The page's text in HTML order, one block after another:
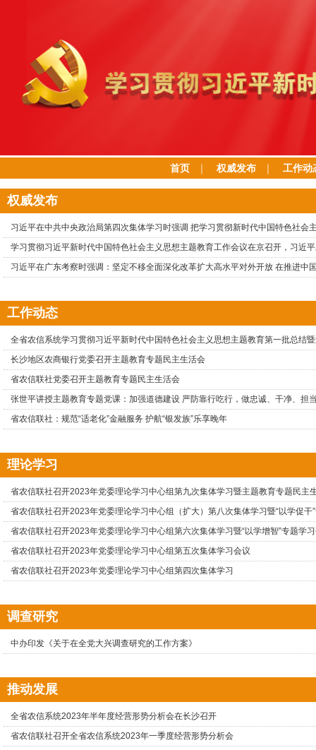
首页 ｜ 权威发布 ｜ 工作动
权威发布
习近平在中共中央政治局第四次集体学习时强调 把学习贯彻新时代中国特色社会
学习贯彻习近平新时代中国特色社会主义思想主题教育工作会议在京召开，习近
习近平在广东考察时强调：坚定不移全面深化改革扩大高水平对外开放 在推进中
工作动态
全省农信系统学习贯彻习近平新时代中国特色社会主义思想主题教育第一批总结
长沙地区农商银行党委召开主题教育专题民主生活会
省农信联社党委召开主题教育专题民主生活会
张世平讲授主题教育专题党课：加强道德建设 严防靠行吃行，做忠诚、干净、担
省农信联社：规范“适老化”金融服务 护航“银发族”乐享晚年
理论学习
省农信联社召开2023年党委理论学习中心组第九次集体学习暨主题教育专题民主
省农信联社召开2023年党委理论学习中心组（扩大）第八次集体学习暨“以学促干
省农信联社召开2023年党委理论学习中心组第六次集体学习暨“以学增智”专题学
省农信联社召开2023年党委理论学习中心组第五次集体学习会议
省农信联社召开2023年党委理论学习中心组第四次集体学习
调查研究
中办印发《关于在全党大兴调查研究的工作方案》
推动发展
全省农信系统2023年半年度经营形势分析会在长沙召开
省农信联社召开全省农信系统2023年一季度经营形势分析会